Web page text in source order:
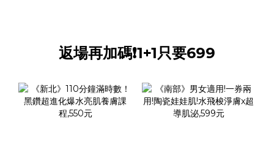
返場再加碼❗️1+1只要699